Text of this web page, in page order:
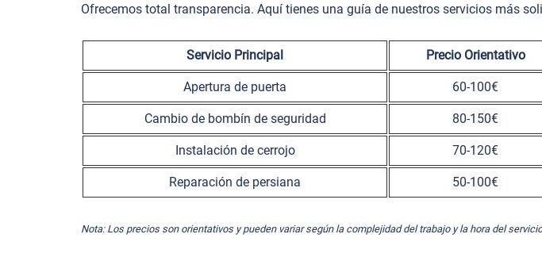
Ofrecemos total transparencia. Aquí tienes una guía de nuestros servicios más
Servicio Principal Precio Orientativo
Apertura de puerta 60-100€
Cambio de bombín de seguridad 80-150€
Instalación de cerrojo 70-120€
Reparación de persiana 50-100€
Nota: Los precios son orientativos y pueden variar según la complejidad del trabajo y la hora del